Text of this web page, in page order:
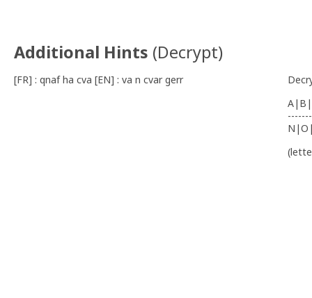
Additional Hints (Decrypt)
[FR] : qnaf ha cva [EN] : va n cvar gerr